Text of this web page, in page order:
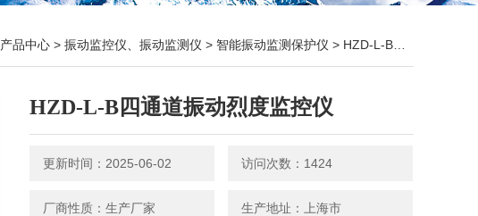
产品中心 > 振动监控仪、振动监测仪 > 智能振动监测保护仪 > HZD-L-B四通道振动烈度监控仪
HZD-L-B四通道振动烈度监控仪
更新时间：2025-06-02 访问次数：1424
厂商性质：生产厂家 生产地址：上海市